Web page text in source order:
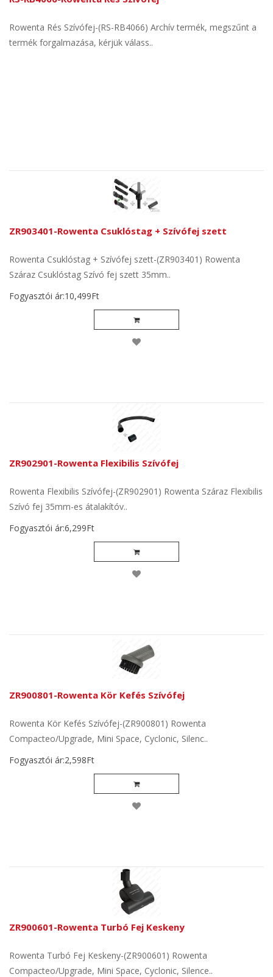
Rowenta Rés Szívófej-(RS-RB4066) Archív termék, megszűnt a
termék forgalmazása, kérjük válass..
ZR903401-Rowenta Csuklóstag + Szívófej szett
Rowenta Csuklóstag + Szívófej szett-(ZR903401) Rowenta
Száraz Csuklóstag Szívó fej szett 35mm..
Fogyasztói ár:10,499Ft
ZR902901-Rowenta Flexibilis Szívófej
Rowenta Flexibilis Szívófej-(ZR902901) Rowenta Száraz Flexibilis
Szívó fej 35mm-es átalakítóv..
Fogyasztói ár:6,299Ft
ZR900801-Rowenta Kör Kefés Szívófej
Rowenta Kör Kefés Szívófej-(ZR900801) Rowenta
Compacteo/Upgrade, Mini Space, Cyclonic, Silenc..
Fogyasztói ár:2,598Ft
ZR900601-Rowenta Turbó Fej Keskeny
Rowenta Turbó Fej Keskeny-(ZR900601) Rowenta
Compacteo/Upgrade, Mini Space, Cyclonic, Silence..